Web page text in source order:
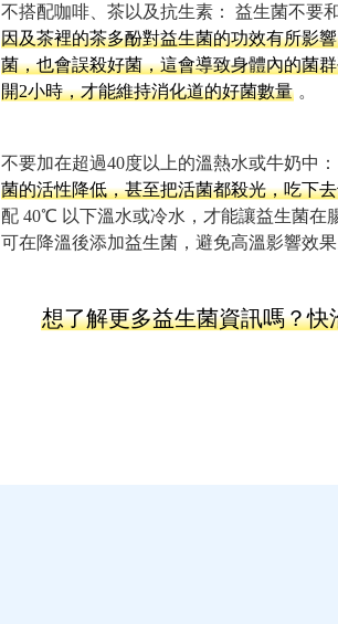
不搭配咖啡、茶以及抗生素： 益生菌不要
因及茶裡的茶多酚對益生菌的功效有所影
菌，也會誤殺好菌，這會導致身體內的菌
開2小時，才能維持消化道的好菌數量 。
不要加在超過40度以上的溫熱水或牛奶中
菌的活性降低，甚至把活菌都殺光，吃下
配 40℃ 以下溫水或冷水，才能讓益生菌在
可在降溫後添加益生菌，避免高溫影響效果
想了解更多益生菌資訊嗎？快